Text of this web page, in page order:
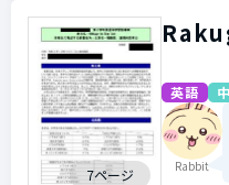
7ページ
英語
Rabbit